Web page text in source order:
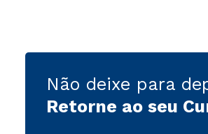
Não deixe para
Retorne ao seu